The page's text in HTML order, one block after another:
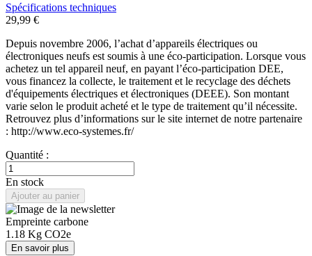
Spécifications techniques
29,99 €
Depuis novembre 2006, l’achat d’appareils électriques ou
électroniques neufs est soumis à une éco-participation. Lorsque vous
achetez un tel appareil neuf, en payant l’éco-participation DEE,
vous financez la collecte, le traitement et le recyclage des déchets
d'équipements électriques et électroniques (DEEE). Son montant
varie selon le produit acheté et le type de traitement qu’il nécessite.
Retrouvez plus d’informations sur le site internet de notre partenaire
: http://www.eco-systemes.fr/
Quantité :
En stock
Ajouter au panier
Empreinte carbone
1.18 Kg CO2e
En savoir plus